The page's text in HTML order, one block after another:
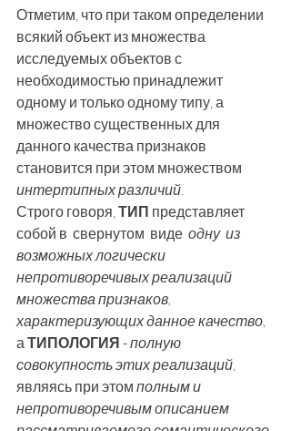
Отметим, что при таком определении
всякий объект из множества
исследуемых объектов с
необходимостью принадлежит
одному и только одному типу, а
множество существенных для
данного качества признаков
становится при этом множеством
интертипных различий.
Строго говоря, ТИП представляет
собой в  свернутом  виде одну  из
возможных логически
непротиворечивых реализаций
множества признаков,
характеризующих данное качество,
а ТИПОЛОГИЯ - полную
совокупность этих реализаций,
являясь при этом полным и
непротиворечивым описанием